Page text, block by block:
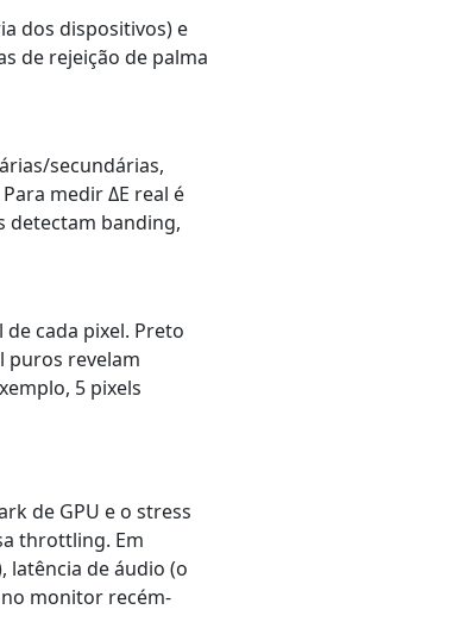
dos dispositivos) e
de rejeição de palma
secundárias,
medir ΔE real é
detectam banding,
cada pixel. Preto
puros revelam
5 pixels
de GPU e o stress
throttling. Em
latência de áudio (o
monitor recém-